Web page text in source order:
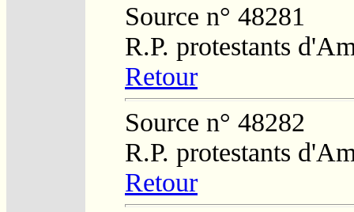
Source n° 48281
R.P. protestants
Retour
Source n° 48282
R.P. protestants
Retour